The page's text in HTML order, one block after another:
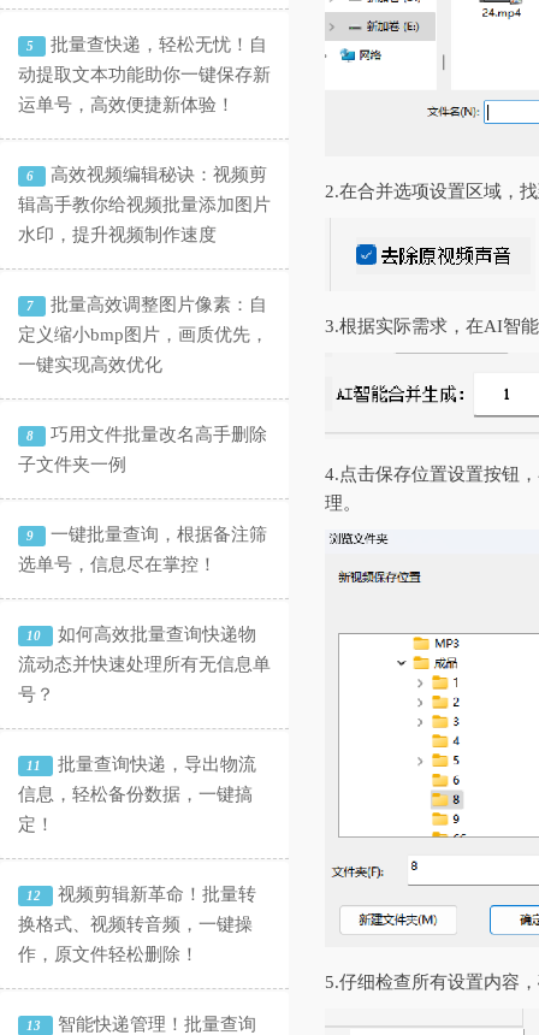
5
批量查快递，轻松无忧！自
动提取文本功能助你一键保存新
运单号，高效便捷新体验！
6
高效视频编辑秘诀：视频剪
辑高手教你给视频批量添加图片
水印，提升视频制作速度
7
批量高效调整图片像素：自
定义缩小bmp图片，画质优先，
一键实现高效优化
8
巧用文件批量改名高手删除
子文件夹一例
9
一键批量查询，根据备注筛
选单号，信息尽在掌控！
10
如何高效批量查询快递物
流动态并快速处理所有无信息单
号？
11
批量查询快递，导出物流
信息，轻松备份数据，一键搞
定！
12
视频剪辑新革命！批量转
换格式、视频转音频，一键操
作，原文件轻松删除！
13
智能快递管理！批量查询
2.在合并选项设置区域，
3.根据实际需求，在AI智
4.点击保存位置设置按钮
理。
5.仔细检查所有设置内容